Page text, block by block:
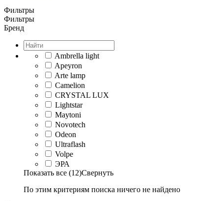
Фильтры
Фильтры
Бренд
Ambrella light
Apeyron
Arte lamp
Camelion
CRYSTAL LUX
Lightstar
Maytoni
Novotech
Odeon
Ultraflash
Volpe
ЭРА
Показать все (12)Свернуть
По этим критериям поиска ничего не найдено